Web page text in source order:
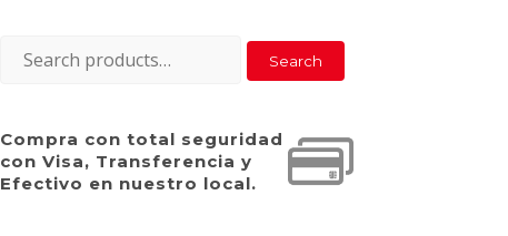
Search
Search
Compra con total seguridad
con Visa, Transferencia y
Efectivo en nuestro local.